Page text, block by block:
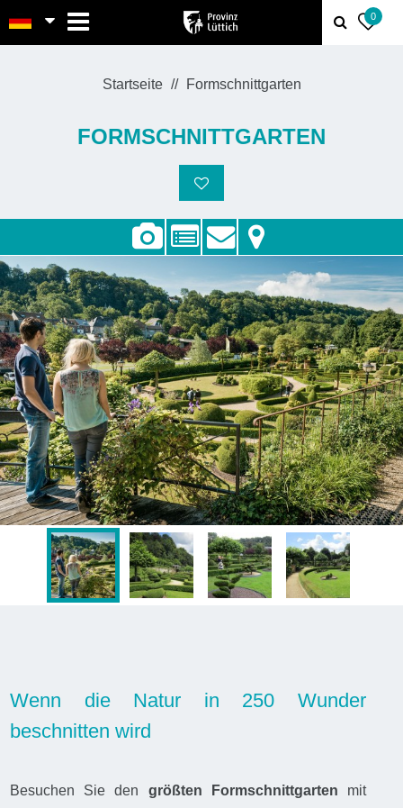
0
Startseite Formschnittgarten
FORMSCHNITTGARTEN
Wenn die Natur in 250 Wunder
beschnitten wird
Besuchen Sie den größten Formschnittgarten mit